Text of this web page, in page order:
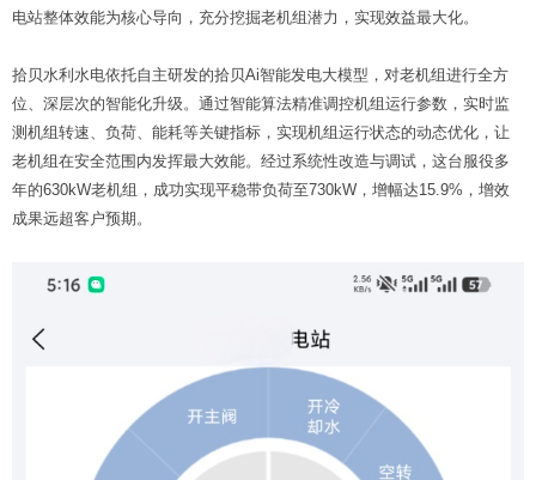
电站整体效能为核心导向，充分挖掘老机组潜力，实现效益最大化。
拾贝水利水电依托自主研发的拾贝Ai智能发电大模型，对老机组进行全方
位、深层次的智能化升级。通过智能算法精准调控机组运行参数，实时监
测机组转速、负荷、能耗等关键指标，实现机组运行状态的动态优化，让
老机组在安全范围内发挥最大效能。经过系统性改造与调试，这台服役多
年的630kW老机组，成功实现平稳带负荷至730kW，增幅达15.9%，增效
成果远超客户预期。